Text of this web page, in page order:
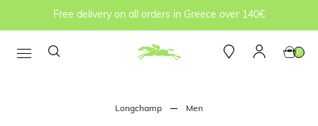
Free delivery on all orders in Greece over 140€
0
Longchamp Men